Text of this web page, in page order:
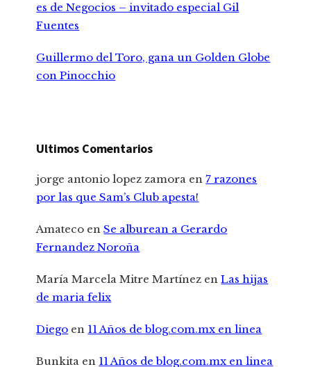
es de Negocios – invitado especial Gil
Fuentes
Guillermo del Toro, gana un Golden Globe
con Pinocchio
Ultimos Comentarios
jorge antonio lopez zamora en7 razones
por las que Sam’s Club apesta!
Amateco enSe alburean a Gerardo
Fernandez Noroña
María Marcela Mitre Martínez enLas hijas
de maria felix
Diego en 11 Años de blog.com.mx en linea
Bunkita en 11 Años de blog.com.mx en linea